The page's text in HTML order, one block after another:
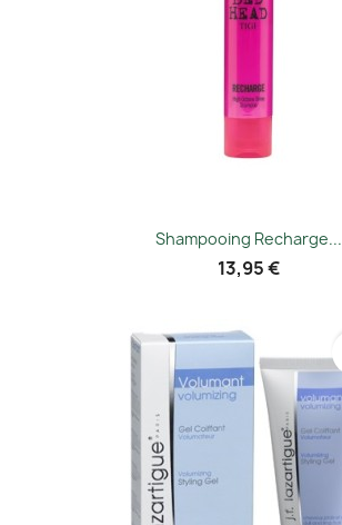
Shampooing Recharge...
13,95 €